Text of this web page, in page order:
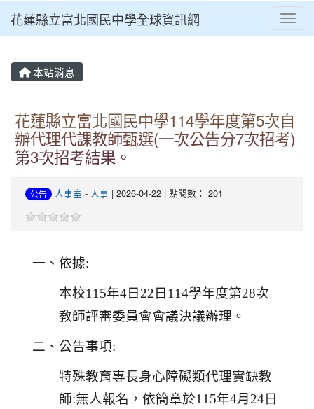
花蓮縣立富北國民中學全球資訊網
本站消息
花蓮縣立富北國民中學114學年度第5次自
辦代理代課教師甄選(一次公告分7次招考)
第3次招考結果。
公告 人事室 - 人事 | 2026-04-22 | 點閱數： 201
一、依據:
本校115年4日22日114學年度第28次
教師評審委員會會議決議辦理。
二、公告事項:
特殊教育專長身心障礙類代理實缺教
師:無人報名，依簡章於115年4月24日